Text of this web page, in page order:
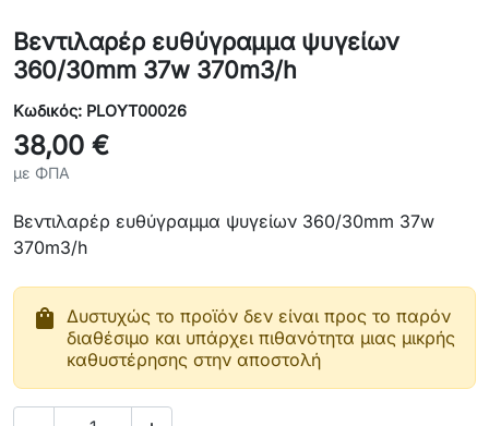
Βεντιλαρέρ ευθύγραμμα ψυγείων
360/30mm 37w 370m3/h
Κωδικός: PLOYT00026
38,00 €
με ΦΠΑ
Βεντιλαρέρ ευθύγραμμα ψυγείων 360/30mm 37w
370m3/h
shopping_bag Δυστυχώς το προϊόν δεν είναι προς το παρόν
διαθέσιμο και υπάρχει πιθανότητα μιας μικρής
καθυστέρησης στην αποστολή